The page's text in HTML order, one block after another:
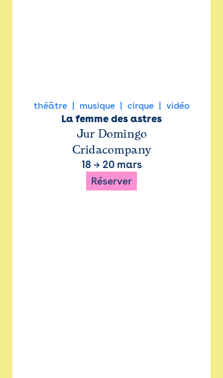
théâtre musique cirque vidéo
La femme des astres
Jur Domingo
Cridacompany
18 → 20 mars
Réserver